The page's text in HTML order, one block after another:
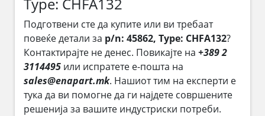
Подготвени сте да купите или ви требаат
повеќе детали за p/n: 45862, Type: CHFA132?
Контактирајте не денес. Повикајте на +389 2
3114495 или испратете е-пошта на
sales@enapart.mk. Нашиот тим на експерти е
тука да ви помогне да ги најдете совршените
решенија за вашите индустриски потреби.